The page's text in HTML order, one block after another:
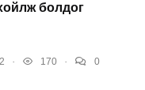
болдог
170 0